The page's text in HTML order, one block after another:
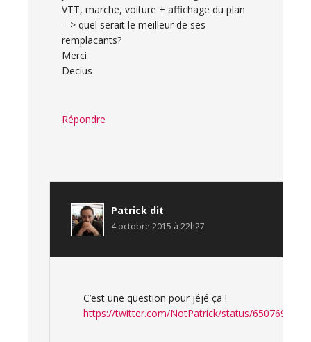
VTT, marche, voiture + affichage du plan
= > quel serait le meilleur de ses
remplacants?
Merci
Decius
Répondre
Patrick dit
4 octobre 2015 à 22h27
C’est une question pour jéjé ça !
https://twitter.com/NotPatrick/status/